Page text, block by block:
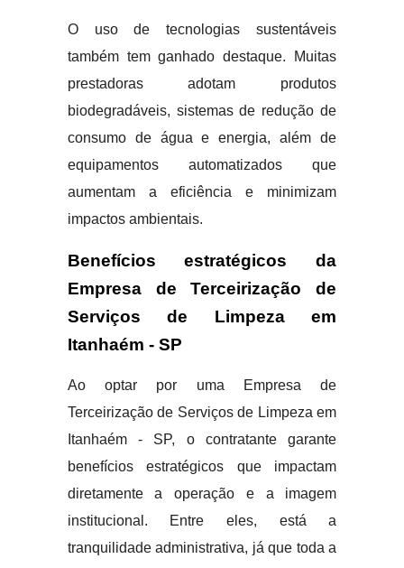
O uso de tecnologias sustentáveis
também tem ganhado destaque. Muitas
prestadoras adotam produtos
biodegradáveis, sistemas de redução de
consumo de água e energia, além de
equipamentos automatizados que
aumentam a eficiência e minimizam
impactos ambientais.
Benefícios estratégicos da
Empresa de Terceirização de
Serviços de Limpeza em
Itanhaém - SP
Ao optar por uma Empresa de
Terceirização de Serviços de Limpeza em
Itanhaém - SP, o contratante garante
benefícios estratégicos que impactam
diretamente a operação e a imagem
institucional. Entre eles, está a
tranquilidade administrativa, já que toda a